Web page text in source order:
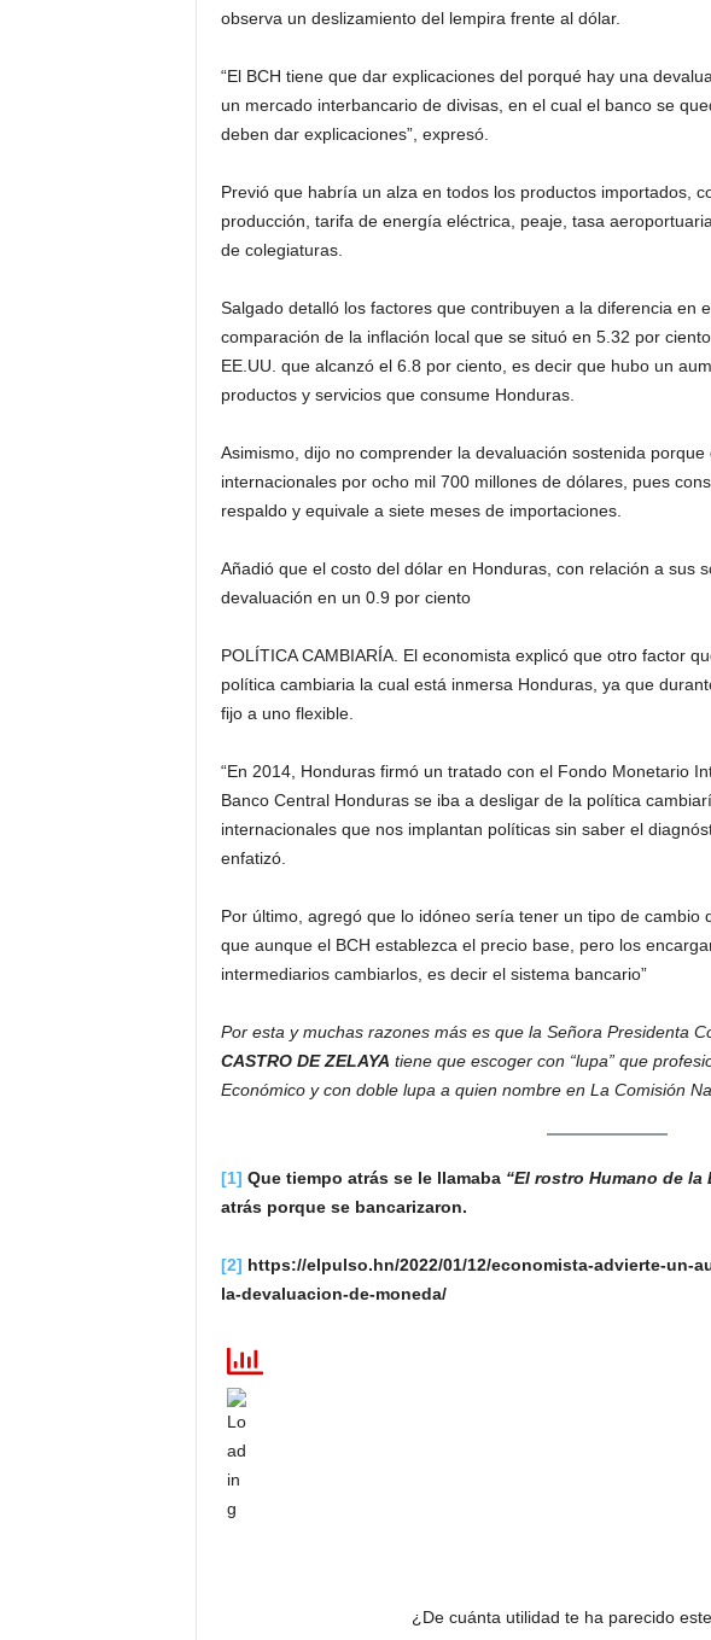
observa un deslizamiento del lempira frente al dólar.
“El BCH tiene que dar explicaciones del porqué hay una
un mercado interbancario de divisas, en el cual el banco se
deben dar explicaciones”, expresó.
Previó que habría un alza en todos los productos importados,
producción, tarifa de energía eléctrica, peaje, tasa
de colegiaturas.
Salgado detalló los factores que contribuyen a la diferencia en
comparación de la inflación local que se situó en 5.32 por
EE.UU. que alcanzó el 6.8 por ciento, es decir que hubo un
productos y servicios que consume Honduras.
Asimismo, dijo no comprender la devaluación sostenida
internacionales por ocho mil 700 millones de dólares, pues
respaldo y equivale a siete meses de importaciones.
Añadió que el costo del dólar en Honduras, con relación a sus
devaluación en un 0.9 por ciento
POLÍTICA CAMBIARÍA. El economista explicó que otro factor
política cambiaria la cual está inmersa Honduras, ya que
fijo a uno flexible.
“En 2014, Honduras firmó un tratado con el Fondo Monetario
Banco Central Honduras se iba a desligar de la política
internacionales que nos implantan políticas sin saber el
enfatizó.
Por último, agregó que lo idóneo sería tener un tipo de cambio
que aunque el BCH establezca el precio base, pero los
intermediarios cambiarlos, es decir el sistema bancario”
Por esta y muchas razones más es que la Señora Presidenta
CASTRO DE ZELAYA tiene que escoger con “lupa” que
Económico y con doble lupa a quien nombre en La Comisión
[1] Que tiempo atrás se le llamaba “El rostro Humano de la
atrás porque se bancarizaron.
[2] https://elpulso.hn/2022/01/12/economista-advierte-un-
la-devaluacion-de-moneda/
¿De cuánta utilidad te ha parecido